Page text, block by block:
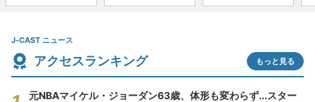
J-CAST ニュース
アクセスランキング もっと見る
元NBAマイケル・ジョーダン63歳、体形も変わらず...スター